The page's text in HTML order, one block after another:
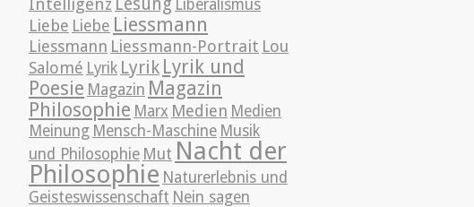
Intelligenz
Liberalismus
Liebe Liebe Liessmann
Liessmann Liessmann-Portrait Lou
Salomé Lyrik Lyrik Lyrik und
Poesie Magazin Magazin
Philosophie Marx Medien Medien
Meinung Mensch-Maschine Musik
und Philosophie Mut Nacht der
Philosophie Naturerlebnis und
Geisteswissenschaft Nein sagen